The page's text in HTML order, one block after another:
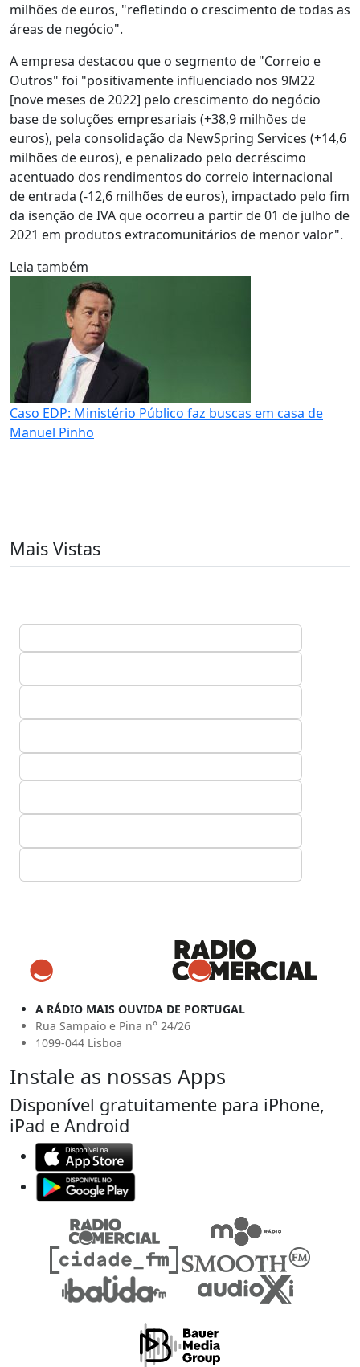
milhões de euros, "refletindo o crescimento de todas as
áreas de negócio".
A empresa destacou que o segmento de "Correio e
Outros" foi "positivamente influenciado nos 9M22
[nove meses de 2022] pelo crescimento do negócio
base de soluções empresariais (+38,9 milhões de
euros), pela consolidação da NewSpring Services (+14,6
milhões de euros), e penalizado pelo decréscimo
acentuado dos rendimentos do correio internacional
de entrada (-12,6 milhões de euros), impactado pelo fim
da isenção de IVA que ocorreu a partir de 01 de julho de
2021 em produtos extracomunitários de menor valor".
Leia também
Caso EDP: Ministério Público faz buscas em casa de
Manuel Pinho
Mais Vistas
A RÁDIO MAIS OUVIDA DE PORTUGAL
Rua Sampaio e Pina n° 24/26
1099-044 Lisboa
Instale as nossas Apps
Disponível gratuitamente para iPhone,
iPad e Android